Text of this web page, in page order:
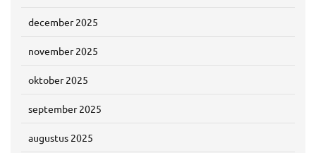
december 2025
november 2025
oktober 2025
september 2025
augustus 2025